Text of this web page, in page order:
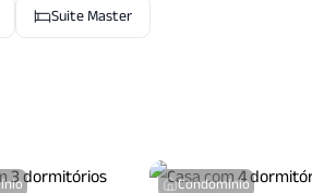
Suite Master
Condomínio